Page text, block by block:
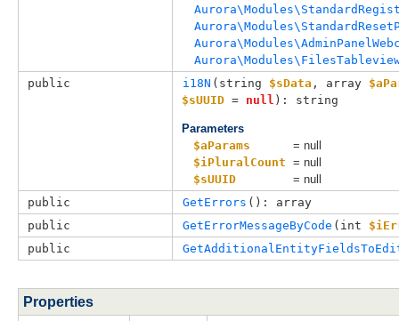
public
i18N ( string $sData , array
$sUUID = null ): string
Parameters
$aParams
= null
$iPluralCount = null
$sUUID
= null
public
GetErrors (): array
public
GetErrorMessageByCode ( int
public
Properties